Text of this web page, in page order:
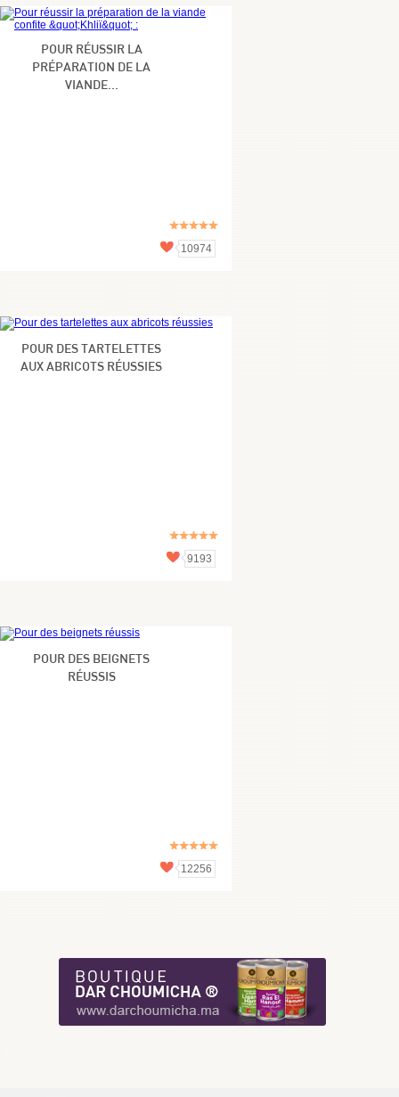
POUR RÉUSSIR LA
PRÉPARATION DE LA
VIANDE...
10974
POUR DES TARTELETTES
AUX ABRICOTS RÉUSSIES
9193
POUR DES BEIGNETS
RÉUSSIS
12256